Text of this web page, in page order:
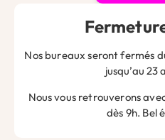
Nos bureaux seront fermés
jusqu’au 23
Nous vous retrouverons
dès 9h. Bel